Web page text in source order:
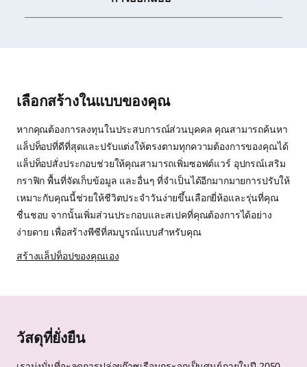
เลือกสร้างในแบบของคุณ
หากคุณต้องการลงทุนในประสบการณ์ส่วนบุคคล คุณสามารถค้นหา
แล็ปท็อปที่ดีที่สุดและปรับแต่งให้ตรงตามทุกความต้องการของคุณได้
แล็ปท็อปสั่งประกอบช่วยให้คุณสามารถเพิ่มซอฟต์แวร์ อุปกรณ์เสริม
กราฟิก พื้นที่จัดเก็บข้อมูล และอื่นๆ ที่จำเป็นได้อีกมากมายการปรับให้
เหมาะกับคุณนี้ช่วยให้ชีวิตประจำวันง่ายขึ้นเลือกยี่ห้อและรุ่นที่คุณ
ชื่นชอบ จากนั้นเพิ่มส่วนประกอบและสเปคที่คุณต้องการได้อย่าง
ง่ายดาย เพื่อสร้างพีซีที่สมบูรณ์แบบสำหรับคุณ
สร้างแล็ปท็อปของคุณเอง
วัสดุที่ยั่งยืน